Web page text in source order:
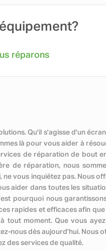
réparons
Qu'il s'agisse d'un
là pour vous aider à
de réparation de bout
de réparation, nous
vous inquiétez pas. Nous
dans toutes les
pourquoi nous
rapides et efficaces afin
moment. Que vous
nous dès aujourd'hui. Nous
des services de qualité.